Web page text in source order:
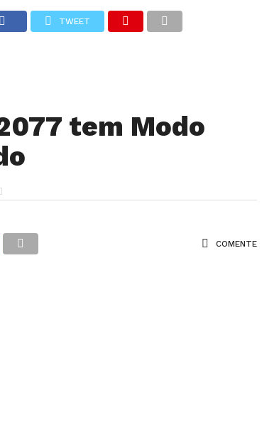
ARTIGOS COBERTURA DE EVENTOS
TWEET
tem Modo
COMENTE